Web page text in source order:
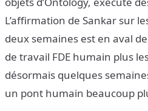
L’affirmation de Sankar sur
deux semaines est en aval
de travail FDE humain plus
désormais quelques
un pont humain beaucoup